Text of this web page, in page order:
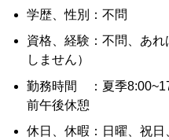
学歴、性別：不問
資格、経験：不問、あ
しません）
勤務時間 ：夏季
前午後休憩
休日、休暇：日曜、祝